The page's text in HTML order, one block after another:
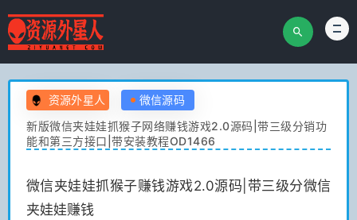
资源外星人
微信源码
新版微信夹娃娃抓猴子网络赚钱游戏2.0源码|带三级分销功
能和第三方接口|带安装教程OD1466
微信夹娃娃抓猴子赚钱游戏2.0源码|带三级分微信
夹娃娃赚钱